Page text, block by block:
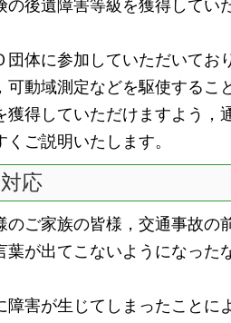
後遺障害等級を獲得してい
体に参加していただいてお
動域測定などを駆使するこ
得していただけますよう，
ご説明いたします。
応
ご家族の皆様，交通事故の
が出てこないようになった
害が生じてしまったことに